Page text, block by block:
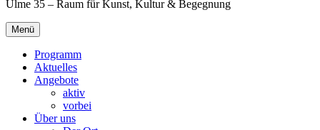
Ulme 35 – Raum für Kunst, Kultur & Begegnung
Primäres
Menü
Menü
Programm
Aktuelles
Angebote
aktiv
vorbei
Über uns